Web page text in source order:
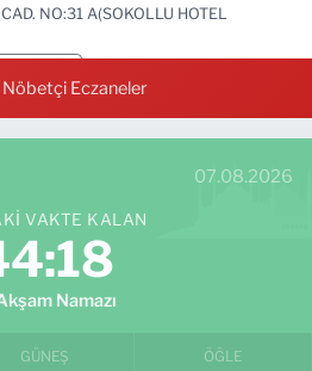
NO:31 A(SOKOLLU HOTEL
Nöbetçi Eczaneler
07.08.2026
VAKTE KALAN
Namazı
GÜNEŞ ÖĞLE